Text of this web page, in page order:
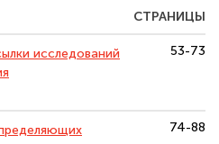
СТРАНИЦЫ
исследований
53-73
74-88